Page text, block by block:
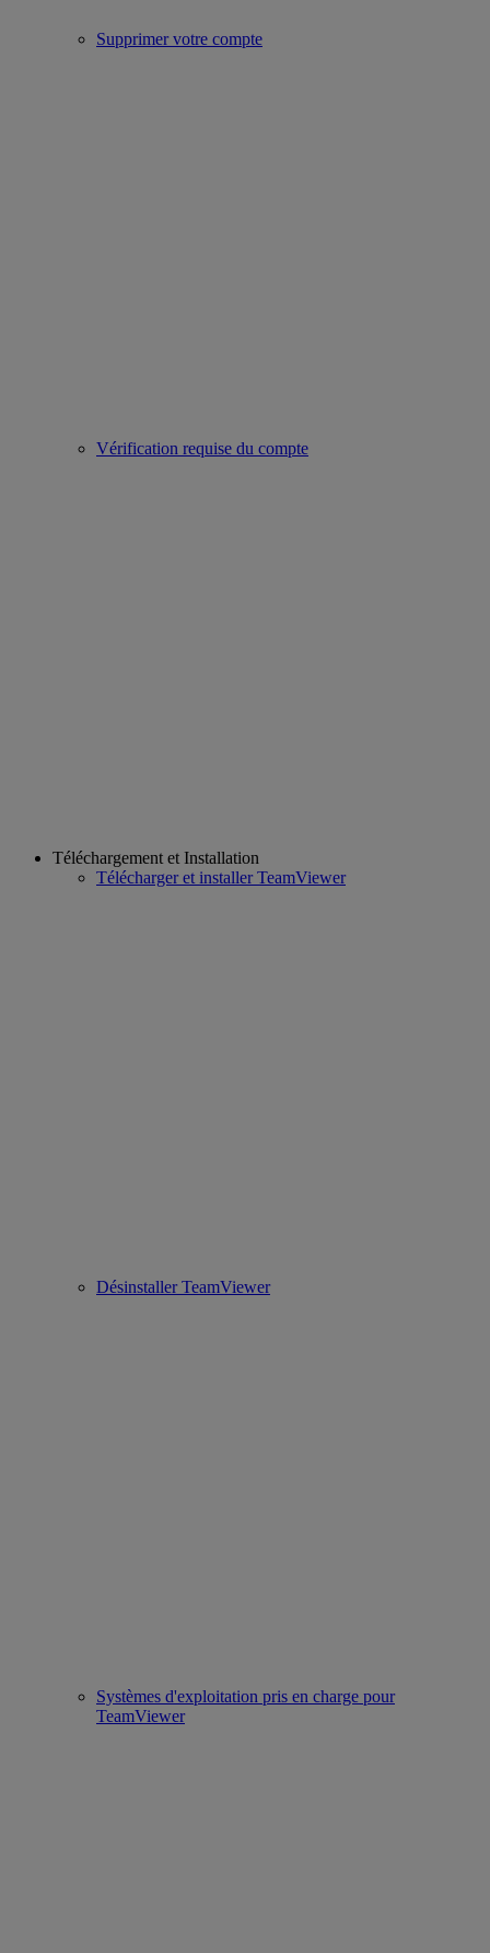
Supprimer votre compte
Vérification requise du compte
Téléchargement et Installation
Télécharger et installer TeamViewer
Désinstaller TeamViewer
Systèmes d'exploitation pris en charge pour
TeamViewer